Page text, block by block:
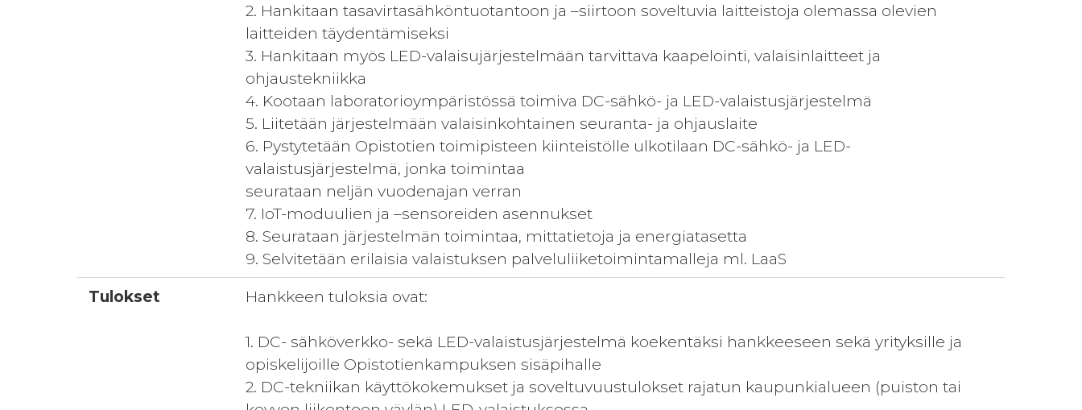
2. Hankitaan tasavirtasähköntuotantoon ja –siirtoon soveltuvia laitteistoja olemassa olevien
laitteiden täydentämiseksi
3. Hankitaan myös LED-valaisujärjestelmään tarvittava kaapelointi, valaisinlaitteet ja
ohjaustekniikka
4. Kootaan laboratorioympäristössä toimiva DC-sähkö- ja LED-valaistusjärjestelmä
5. Liitetään järjestelmään valaisinkohtainen seuranta- ja ohjauslaite
6. Pystytetään Opistotien toimipisteen kiinteistölle ulkotilaan DC-sähkö- ja LED-
valaistusjärjestelmä, jonka toimintaa
seurataan neljän vuodenajan verran
7. IoT-moduulien ja –sensoreiden asennukset
8. Seurataan järjestelmän toimintaa, mittatietoja ja energiatasetta
9. Selvitetään erilaisia valaistuksen palveluliiketoimintamalleja ml. LaaS
Tulokset
Hankkeen tuloksia ovat:
1. DC- sähköverkko- sekä LED-valaistusjärjestelmä koekentäksi hankkeeseen sekä yrityksille ja
opiskelijoille Opistotienkampuksen sisäpihalle
2. DC-tekniikan käyttökokemukset ja soveltuvuustulokset rajatun kaupunkialueen (puiston tai